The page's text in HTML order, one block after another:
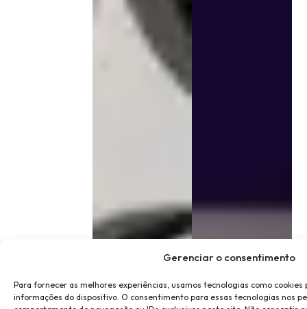
Gerenciar o consentimento
Para fornecer as melhores experiências, usamos tecnologias como
informações do dispositivo. O consentimento para essas tecnologias nos